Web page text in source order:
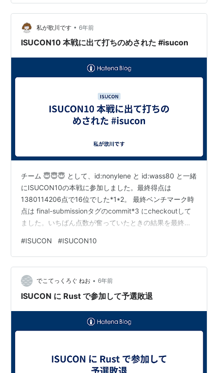
でにやることTODO · Issue #1 · tatsuru/isucon10-final ·
GitHub 事前に予選の振り返り会とアク…
私が歌川です • 6年前
ISUCON10 本戦に出て打ちのめされた #isucon
チーム 😇😇😇 として、id:nonylene と id:wass80 と一緒
にISUCON10の本戦に参加しました。最終得点は
1380114206点で16位でした*1*2。 最終ベンチマーク時
点は final-submissionタグのcommit*3 にcheckoutして
ました。いちばん点数が奮っていたときの結果を最終提
github.com お題 今回のお題は、パフォーマンスチュー
ニングコンテスト「XSUCON」のポータルサイトをよく
する、というものでした。ついにこのお題が出たか、と
いうのと、これは大変なお題だなあ、というのを思いま
した…
#ISUCON #ISUCON10
でこてっくろぐ ねお • 6年前
ISUCON に Rust で参加して予選敗退